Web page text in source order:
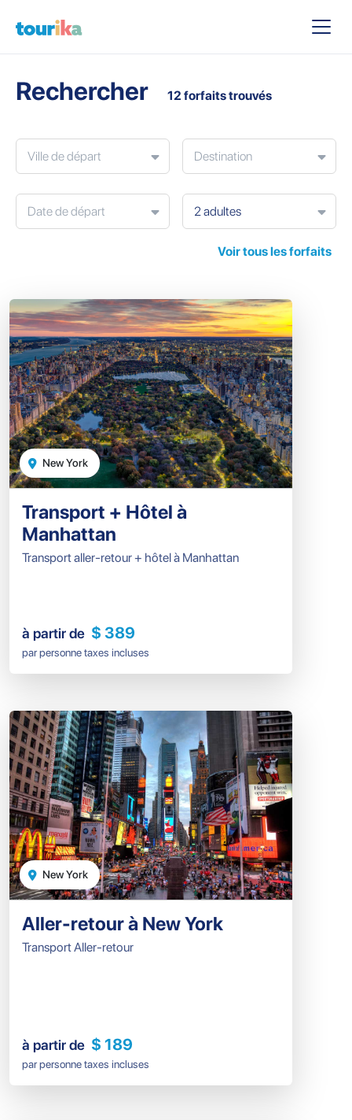
Rechercher 12 forfaits trouvés
Voir tous les forfaits
New York
Transport + Hôtel à
Manhattan
Transport aller-retour + hôtel à Manhattan
à partir de $ 389
par personne taxes incluses
New York
Aller-retour à New York
Transport Aller-retour
à partir de $ 189
par personne taxes incluses